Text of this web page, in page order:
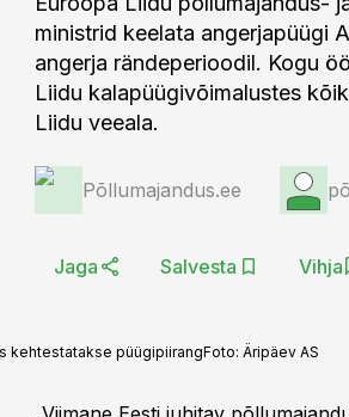
ministrid keelata angerjapüügi
angerja rändeperioodil. Kogu
Liidu kalapüügivõimalustes
Liidu veeala.
Põllumajandus.ee
Jaga Salvesta Vihja
kehtestatakse püügipiirangFoto: Äripäev AS